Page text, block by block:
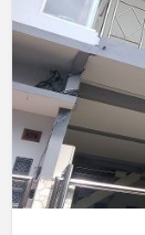
Putri
Dekat
Masjid
Al
Akbar
Surabaya